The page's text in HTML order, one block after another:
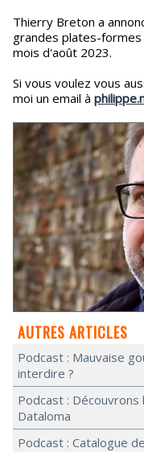
Thierry Breton a
grandes plates-formes
mois d'août 2023.
Si vous voulez vous
moi un email à
AUTRES ARTICLES
Podcast : Mauvaise
interdire ?
Podcast :
Dataloma
Podcast : Catalogue